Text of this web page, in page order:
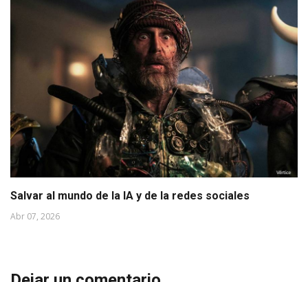
Salvar al mundo de la IA y de la redes sociales
Abr 07, 2026